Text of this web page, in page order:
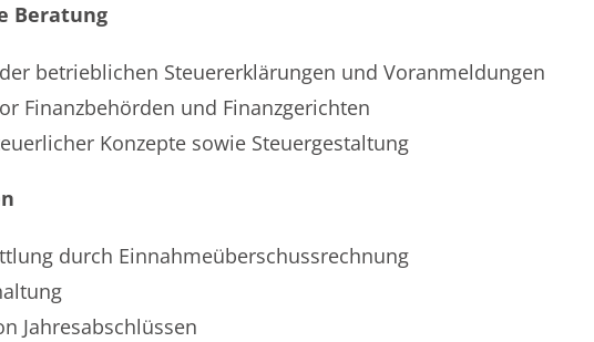
Beratung
betrieblichen Steuererklärungen und Voranmeldungen
Finanzbehörden und Finanzgerichten
Konzepte sowie Steuergestaltung
durch Einnahmeüberschussrechnung
Jahresabschlüssen